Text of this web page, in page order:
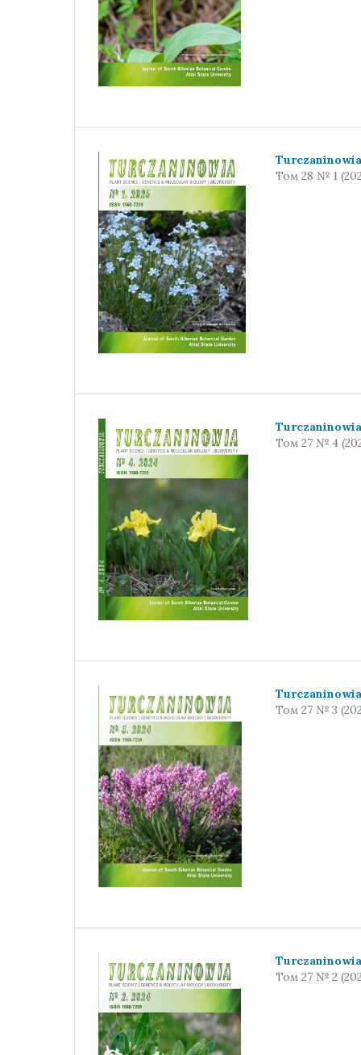
Turczaninowia
Том 28 № 1
Turczaninowia
Том 27 № 4
Turczaninowia
Том 27 № 3
Turczaninowia
Том 27 № 2